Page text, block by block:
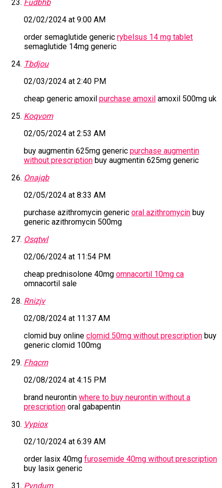
Fudbhb
02/02/2024 at 9:00 AM
order semaglutide generic rybelsus 14 mg tablet
semaglutide 14mg generic
Tbdjou
02/03/2024 at 2:40 PM
cheap generic amoxil purchase amoxil amoxil 500mg uk
Koqvom
02/05/2024 at 2:53 AM
buy augmentin 625mg generic purchase augmentin
without prescription buy augmentin 625mg generic
Onajqb
02/05/2024 at 8:33 AM
purchase azithromycin generic oral azithromycin buy
generic azithromycin 500mg
Osqtwl
02/06/2024 at 11:54 PM
cheap prednisolone 40mg omnacortil 10mg ca
omnacortil sale
Rnizjv
02/08/2024 at 11:37 AM
clomid buy online clomid 50mg without prescription buy
generic clomid 100mg
Fhqcrn
02/08/2024 at 4:15 PM
brand neurontin where to buy neurontin without a
prescription oral gabapentin
Vypiox
02/10/2024 at 6:39 AM
order lasix 40mg furosemide 40mg without prescription
buy lasix generic
Pvndum